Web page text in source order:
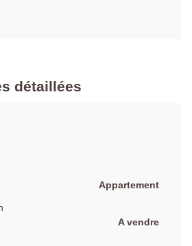
détaillées
Appartement
A vendre